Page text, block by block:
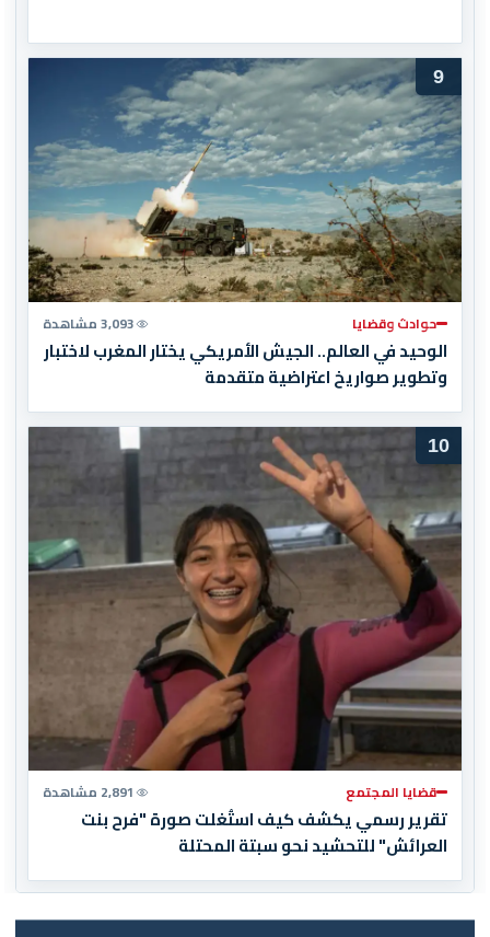
9
حوادث وقضايا 3,093 مشاهدة
الوحيد في العالم.. الجيش الأمريكي يختار المغرب لاختبار
وتطوير صواريخ اعتراضية متقدمة
10
قضايا المجتمع 2,891 مشاهدة
تقرير رسمي يكشف كيف استُغلت صورة "فرح بنت
العرائش" للتحشيد نحو سبتة المحتلة